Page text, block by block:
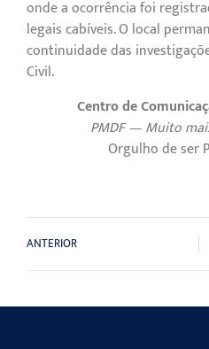
onde a ocorrência foi
legais cabíveis. O local
continuidade das
Civil.
Centro de
PMDF — Muito
Orgulho de ser
ANTERIOR